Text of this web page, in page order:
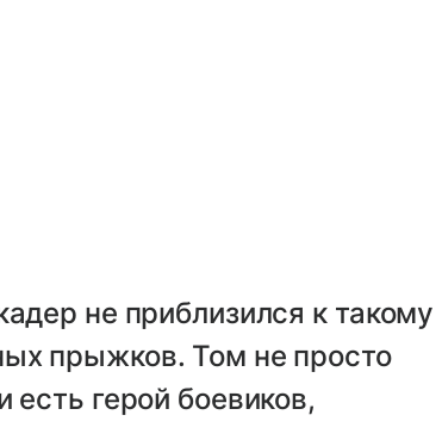
не приблизился к такому
прыжков. Том не просто
есть герой боевиков,